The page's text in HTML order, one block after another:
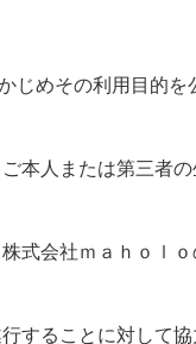
じめその利用目的
本人または第三者
式会社ｍａｈｏｌ
することに対して